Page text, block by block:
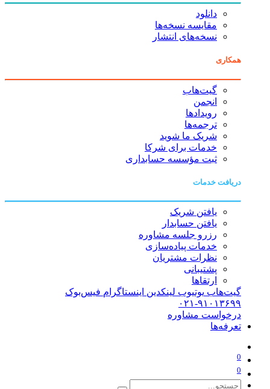
دانلود
مقایسه نسخه‌ها
نسخه‌های انتشار
همکاری
گیت‌هاب
انجمن
رویدادها
ترجمه‌ها
شریک ما شوید
خدمات برای شرکا
ثبت مؤسسه حسابداری
دریافت خدمات
یافتن شریک
یافتن حسابدار
رزرو جلسه مشاوره
خدمات پیاده‌سازی
نظرات مشتریان
پشتیبانی
ارتقاها
گیت‌هاب یوتیوب لینکدین اینستاگرام فیس‌بوک
۰۲۱-۹۱۰۱۳۶۹۹
درخواست مشاوره
تعرفه‌ها
0
0